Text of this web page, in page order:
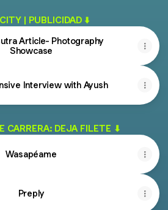
| PUBLICIDAD ⬇️
Article- Photography
Showcase
Interview with Ayush
CARRERA: DEJA FILETE ⬇
Wasapéame
Preply